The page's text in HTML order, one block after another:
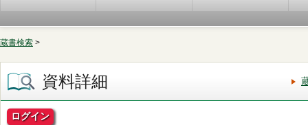
蔵書検索 >
資料詳細
ログイン